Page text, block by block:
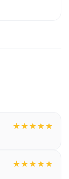
★ ★ ★ ★ ★
★ ★ ★ ★ ★